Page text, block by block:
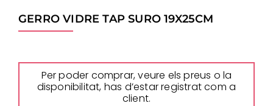
GERRO VIDRE TAP SURO 19X25CM
Per poder comprar, veure els preus o la
disponibilitat, has d’estar registrat com a
client.